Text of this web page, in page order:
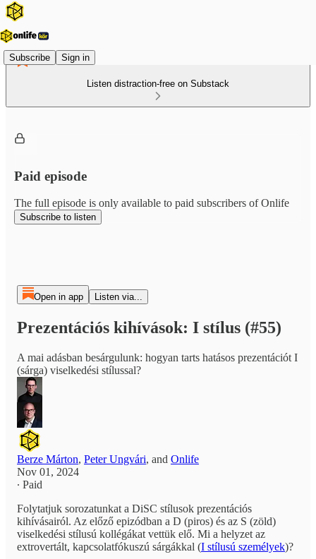
Subscribe Sign in
Listen distraction-free on Substack
Paid episode
The full episode is only available to paid subscribers of Onlife
Subscribe to listen
Open in app Listen via...
Prezentációs kihívások: I stílus (#55)
A mai adásban besárgulunk: hogyan tarts hatásos prezentációt I
(sárga) viselkedési stílussal?
Berze Márton, Peter Ungvári, and Onlife
Nov 01, 2024
∙ Paid
Folytatjuk sorozatunkat a DiSC stílusok prezentációs
kihívásairól. Az előző epizódban a D (piros) és az S (zöld)
viselkedési stílusú kollégákat vettük elő. Mi a helyzet az
extrovertált, kapcsolatfókuszú sárgákkal (I stílusú személyek)?